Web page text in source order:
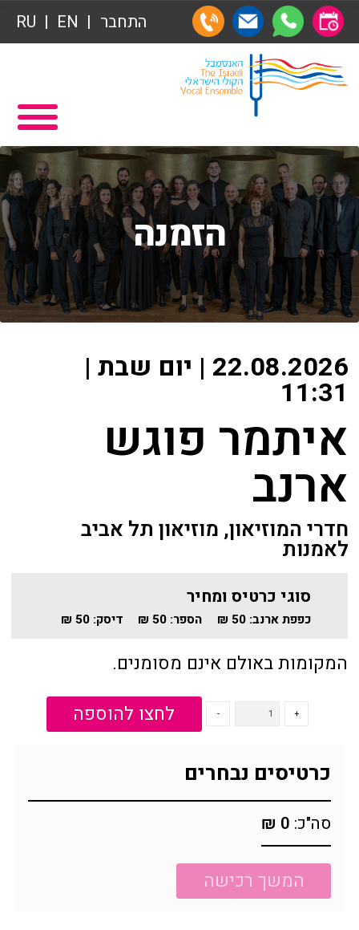
תרומות
הצטרפות לאגודת הידידים
רכישת מנויים
שידור ישיר
VOD
צור קשר
מאחורי הקולות
הקסם מאחורי הקולות
האולם המקוון
החשבון שלי
התחבר EN
RU
ראשי
תכניה ומשחקיה – איתמר פוגש ארנב
תרומות
תרומות
הצטרפות לאגודת הידידים
אגודת הידידים
רכישת מנויים
שידור ישיר
VOD
צור קשר
אודות
מאחורי הקולות
האולם המקוון
לוח מופעים
הזמנה
22.08.2026 | יום שבת |
11:31
איתמר פוגש
ארנב
חדרי המוזיאון, מוזיאון תל אביב
לאמנות
סוגי כרטיס ומחיר
כפפת ארנב:50 ₪ הספר: 50 ₪ דיסק:50 ₪
המקומות באולם אינם מסומנים.
+
- לחצו להוספה
כרטיסים נבחרים
סה"כ: 0 ₪
המשך רכישה